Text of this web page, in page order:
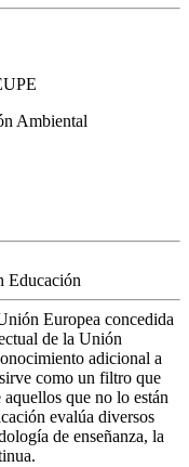
Ambiental
Educación
Europea concedida
de la Unión
adicional a
como un filtro que
que no lo están
evalúa diversos
de enseñanza, la